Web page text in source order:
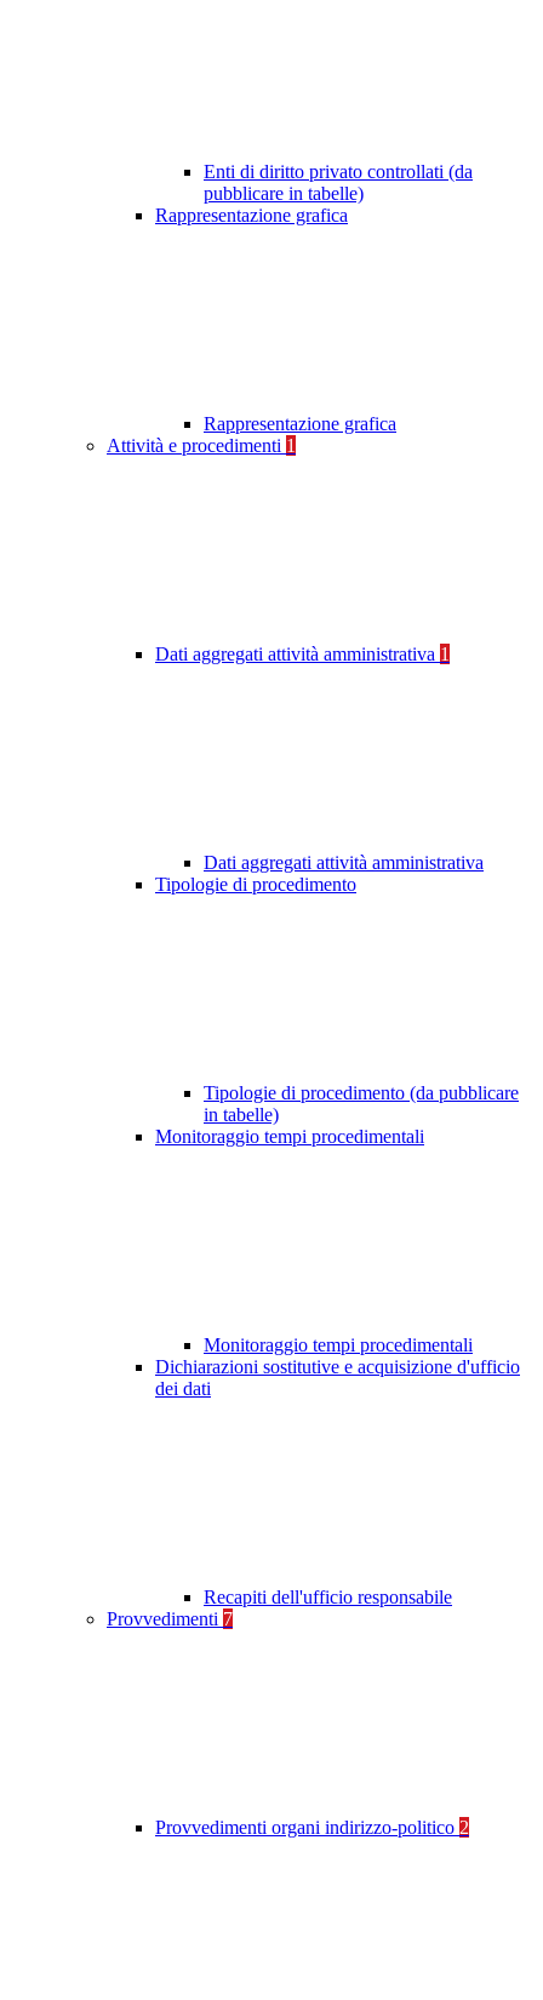
Enti di diritto privato controllati (da
pubblicare in tabelle)
Rappresentazione grafica
Rappresentazione grafica
Attività e procedimenti 1
Dati aggregati attività amministrativa 1
Dati aggregati attività amministrativa
Tipologie di procedimento
Tipologie di procedimento (da pubblicare
in tabelle)
Monitoraggio tempi procedimentali
Monitoraggio tempi procedimentali
Dichiarazioni sostitutive e acquisizione d'ufficio
dei dati
Recapiti dell'ufficio responsabile
Provvedimenti 7
Provvedimenti organi indirizzo-politico 2